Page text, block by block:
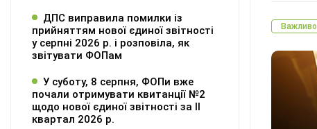
Важливо
ДПС виправила помилки із
прийняттям нової єдиної звітності
у серпні 2026 р. і розповіла, як
звітувати ФОПам
У суботу, 8 серпня, ФОПи вже
почали отримувати квитанції №2
щодо нової єдиної звітності за ІІ
квартал 2026 р.